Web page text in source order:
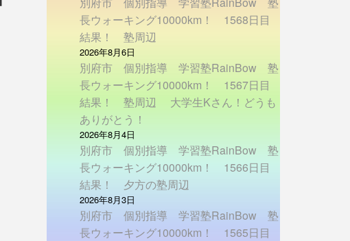
長ウォーキング10000km！ 1568日目
結果！ 塾周辺
2026年8月6日
別府市 個別指導 学習塾RainBow 塾
長ウォーキング10000km！ 1567日目
結果！ 塾周辺 大学生Kさん！どうも
ありがとう！
2026年8月4日
別府市 個別指導 学習塾RainBow 塾
長ウォーキング10000km！ 1566日目
結果！ 夕方の塾周辺
2026年8月3日
別府市 個別指導 学習塾RainBow 塾
長ウォーキング10000km！ 1565日目